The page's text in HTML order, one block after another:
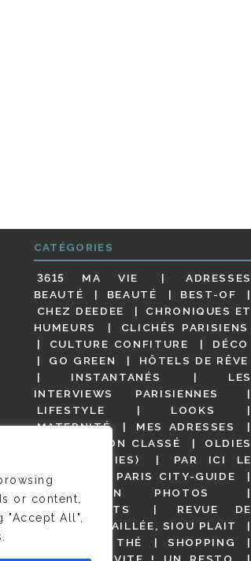
or content,
All",
CATÉGORIES
3615 MA VIE
ADRESSES
BEAUTÉ
BEAUTÉ
BEST-OF
CHEZ DEEDEE
CHRONIQUES ET
HUMEURS
CLICHÉS PARISIENS
CULTURE CONFITURE
DÉCO
GO GREEN
HÔTELS DE RÊVE
INSTANTANÉS
LES
INTERVIEWS PARISIENNES
LIFESTYLE
LOOKS
MATERNITÉ
MES ADRESSES
NON CLASSÉ
OLDIES
(BUT GOODIES)
PAR ICI LE
MAGOT !
PARIS CITY-GUIDE
PARIS EN PHOTOS
RESTAURANTS
REVUE DE
PRESSE DÉTAILLÉE, SIOU PLAIT
SALONS DE THÉ
SHOPPING
VIDÉOS
VITE ! UN RESTO